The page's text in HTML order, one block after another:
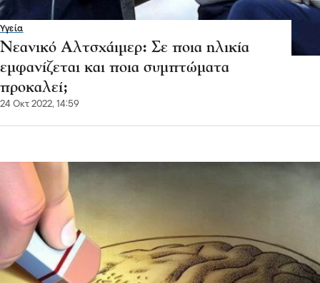
Υγεία
Νεανικό Αλτσχάιμερ: Σε ποια ηλικία
εμφανίζεται και ποια συμπτώματα
προκαλεί;
24 Οκτ 2022, 14:59